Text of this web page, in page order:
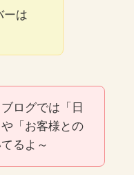
ーは
ログでは「日
「お客様との
るよ～